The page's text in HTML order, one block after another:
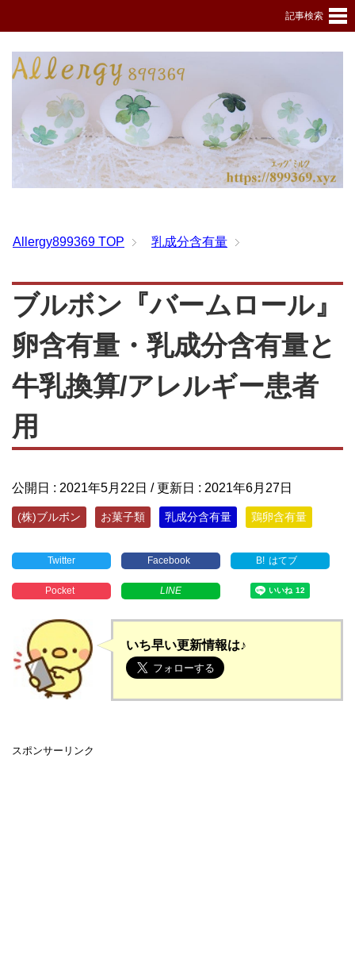
記事検索
Allergy899369 TOP 乳成分含有量
ブルボン『バームロール』
卵含有量・乳成分含有量と
牛乳換算/アレルギー患者
用
公開日 : 2021年5月22日 / 更新日 : 2021年6月27日
(株)ブルボン お菓子類 乳成分含有量 鶏卵含有量
Twitter Facebook B! はてブ
Pocket LINE
いち早い更新情報は♪
スポンサーリンク